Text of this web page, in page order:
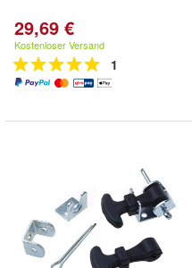
29,69 €
Kostenloser Versand
1